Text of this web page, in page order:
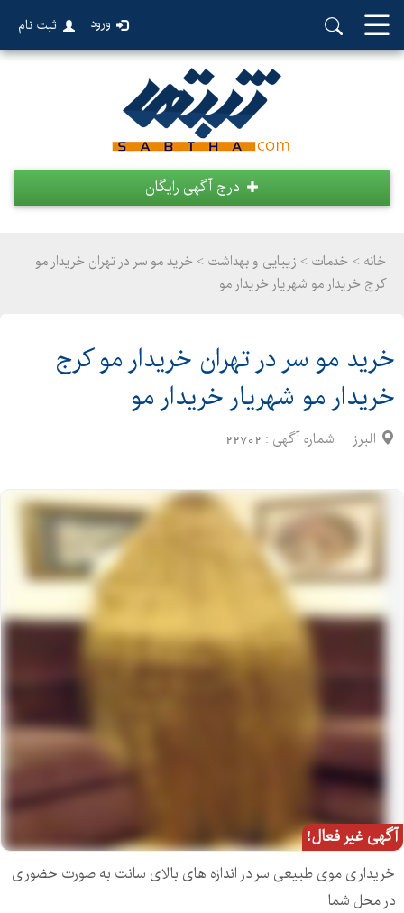
ورود ثبت نام
درج آگهی رایگان
خانه > خدمات > زیبایی و بهداشت > خرید مو سر در تهران خریدار مو
کرج خریدار مو شهریار خریدار مو
خرید مو سر در تهران خریدار مو کرج
خریدار مو شهریار خریدار مو
البرز شماره آگهی : 22702
آگهی غیر فعال!
خریداری موی طبیعی سر در اندازه های بالای سانت به صورت حضوری
در محل شما